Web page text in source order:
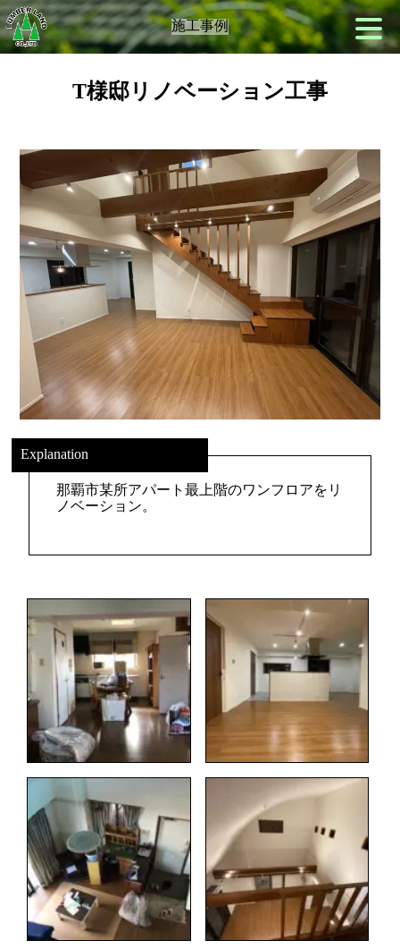
施工事例
T様邸リノベーション工事
Explanation
那覇市某所アパート最上階のワンフロアをリ
ノベーション。